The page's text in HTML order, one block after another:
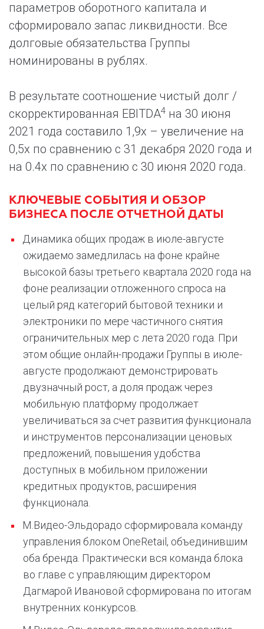
параметров оборотного капитала и
сформировало запас ликвидности. Все
долговые обязательства Группы
номинированы в рублях.
В результате соотношение чистый долг /
скорректированная EBITDA4 на 30 июня
2021 года составило 1,9x – увеличение на
0,5x по сравнению с 31 декабря 2020 года и
на 0.4х по сравнению с 30 июня 2020 года.
КЛЮЧЕВЫЕ СОБЫТИЯ И ОБЗОР
БИЗНЕСА ПОСЛЕ ОТЧЕТНОЙ ДАТЫ
Динамика общих продаж в июле-августе
ожидаемо замедлилась на фоне крайне
высокой базы третьего квартала 2020 года на
фоне реализации отложенного спроса на
целый ряд категорий бытовой техники и
электроники по мере частичного снятия
ограничительных мер с лета 2020 года. При
этом общие онлайн-продажи Группы в июле-
августе продолжают демонстрировать
двузначный рост, а доля продаж через
мобильную платформу продолжает
увеличиваться за счет развития функционала
и инструментов персонализации ценовых
предложений, повышения удобства
доступных в мобильном приложении
кредитных продуктов, расширения
функционала.
М.Видео-Эльдорадо сформировала команду
управления блоком OneRetail, объединившим
оба бренда. Практически вся команда блока
во главе с управляющим директором
Дагмарой Ивановой сформирована по итогам
внутренних конкурсов.